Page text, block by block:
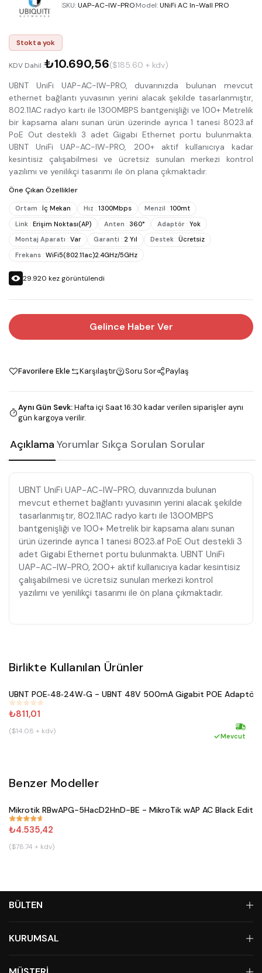
SKU:UAP-AC-IW-PROModel:UNiFi AC In-Wall PRO
Stokta yok
KDV Dahil :₺10.690,56($185.60 + kdv)
UBNT UniFi UAP-AC-IW-PRO, duvarınızda bulunan mevcut
ethernet bağlantı yuvasının yerini alacak şekilde tasarlanmıştır,
802.11AC radyo kartı ile 1300MBPS bantgenişliği ve 100+ Metrelik
bir kapsama alanı sunan ürün üzerinde ayrıca 1 tanesi 8023.af
PoE Out destekli 3 adet Gigabi Ethernet portu bulunmakta.
UBNT UniFi UAP-AC-IW-PRO, 200+ aktif kullanıcıya kadar
kesintisiz çalışabilmesi ve ücretsiz sunulan merkezi kontrol
yazılımı ve yenilikçi tasarımı ile ön plana çıkmaktadır.
Öne Çıkan Özellikler
Ortam : İç Mekan Hız : 1300Mbps Menzil : 100mt
Link : Erişim Noktası(AP) Anten : 360° Adaptör : Yok
Montaj Aparatı : Var Garanti : 2 Yıl Destek : Ücretsiz
Frekans : WiFi5(802.11ac)2.4GHz/5GHz
29.920 kez görüntülendi
Gelince Haber Ver
Favorilere Ekle Karşılaştır Soru Sor Paylaş
Aynı Gün Sevk:Hafta içi Saat 16:30 kadar verilen siparişler aynı
gün kargoya verilir.
Açıklama Yorumlar Sıkça Sorulan Sorular
UBNT UniFi UAP-AC-IW-PRO, duvarınızda bulunan
mevcut ethernet bağlantı yuvasının yerini alacak şekilde
tasarlanmıştır, 802.11AC radyo kartı ile 1300MBPS
bantgenişliği ve 100+ Metrelik bir kapsama alanı sunan
ürün üzerinde ayrıca 1 tanesi 8023.af PoE Out destekli 3
adet Gigabi Ethernet portu bulunmakta. UBNT UniFi
UAP-AC-IW-PRO, 200+ aktif kullanıcıya kadar kesintisiz
çalışabilmesi ve ücretsiz sunulan merkezi kontrol
yazılımı ve yenilikçi tasarımı ile ön plana çıkmaktadır.
Birlikte Kullanılan Ürünler
#506
Satın Al
UBNT POE‑48‑24W‑G - UBNT 48V 500mA Gigabit POE Adaptör
₺811,01
($14.08 + kdv) Hızlı
Mevcut
Benzer Modeller
#671
Mikrotik RBwAPG-5HacD2HnD-BE - MikroTik wAP AC Black
₺4.535,42
($78.74 + kdv)
BÜLTEN
KURUMSAL